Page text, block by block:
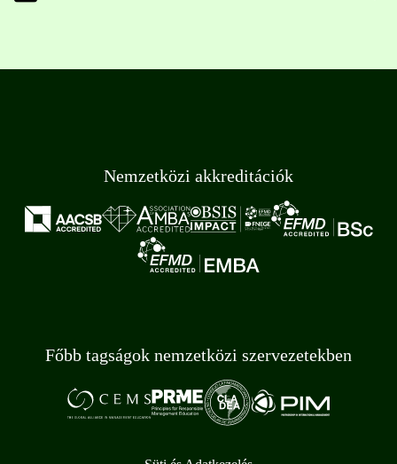
Nemzetközi akkreditációk
Főbb tagságok nemzetközi szervezetekben